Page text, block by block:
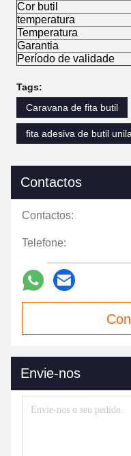
Cor butil
temperatura
Temperatura
Garantia
Período de validade
Tags:
Caravana de fita butil
fita adesiva de butil
Contactos
Contactos:
Telefone:
Envie-nos